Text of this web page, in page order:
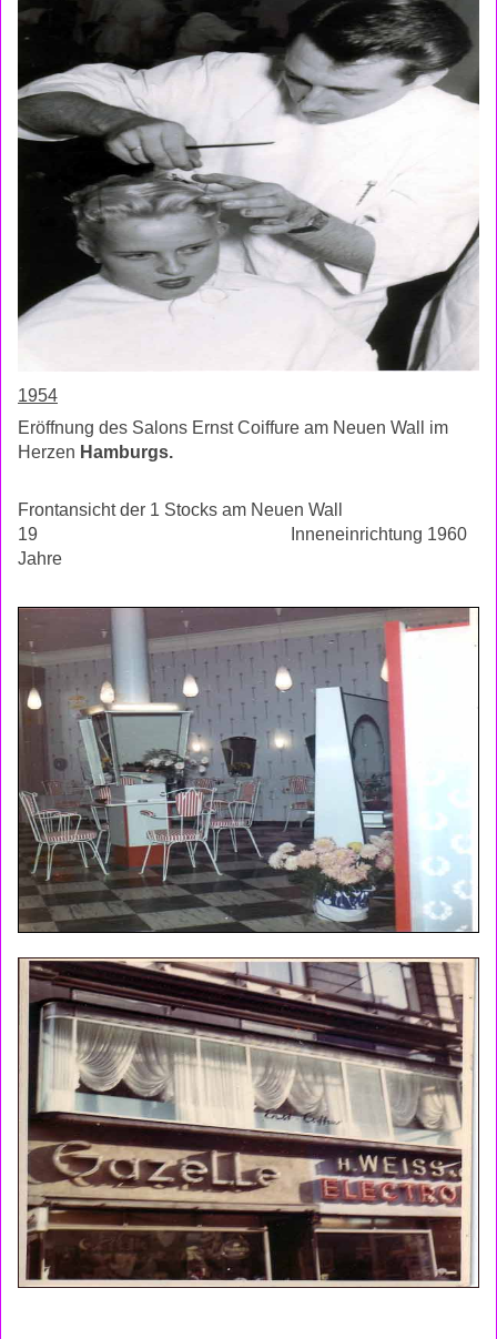
1954
Eröffnung des Salons Ernst Coiffure am Neuen Wall im
Herzen Hamburgs.
Frontansicht der 1 Stocks am Neuen Wall
19
Inneneinrichtung 1960
Jahre